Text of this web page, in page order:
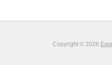
Copyright © 2026